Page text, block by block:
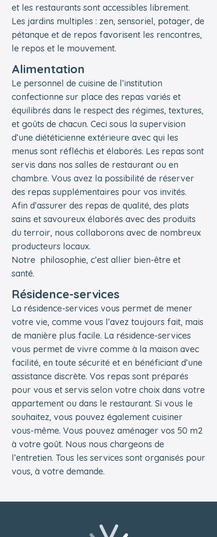
et les restaurants sont accessibles librement.
Les jardins multiples : zen, sensoriel, potager, de
pétanque et de repos favorisent les rencontres,
le repos et le mouvement.
Alimentation
Le personnel de cuisine de l’institution
confectionne sur place des repas variés et
équilibrés dans le respect des régimes, textures,
et goûts de chacun. Ceci sous la supervision
d’une diététicienne extérieure avec qui les
menus sont réfléchis et élaborés. Les repas sont
servis dans nos salles de restaurant ou en
chambre. Vous avez la possibilité de réserver
des repas supplémentaires pour vos invités.
Afin d’assurer des repas de qualité, des plats
sains et savoureux élaborés avec des produits
du terroir, nous collaborons avec de nombreux
producteurs locaux.
Notre philosophie, c’est allier bien-être et
santé.
Résidence-services
La résidence-services vous permet de mener
votre vie, comme vous l’avez toujours fait, mais
de manière plus facile. La résidence-services
vous permet de vivre comme à la maison avec
facilité, en toute sécurité et en bénéficiant d’une
assistance discrète. Vos repas sont préparés
pour vous et servis selon votre choix dans votre
appartement ou dans le restaurant. Si vous le
souhaitez, vous pouvez également cuisiner
vous-même. Vous pouvez aménager vos 50 m2
à votre goût. Nous nous chargeons de
l’entretien. Tous les services sont organisés pour
vous, à votre demande.
Retourner à l'accueil